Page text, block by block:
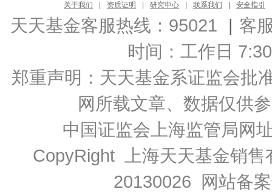
关于我们 资质证明 研究中心 联系我们 安全指引
天天基金客服热线：95021 | 客
时间：工作日
郑重声明： 天天基金系证监会批
网所载文章、数据仅供
中国证监会上海监管局网
CopyRight 上海天天基金销
20130026 网站备